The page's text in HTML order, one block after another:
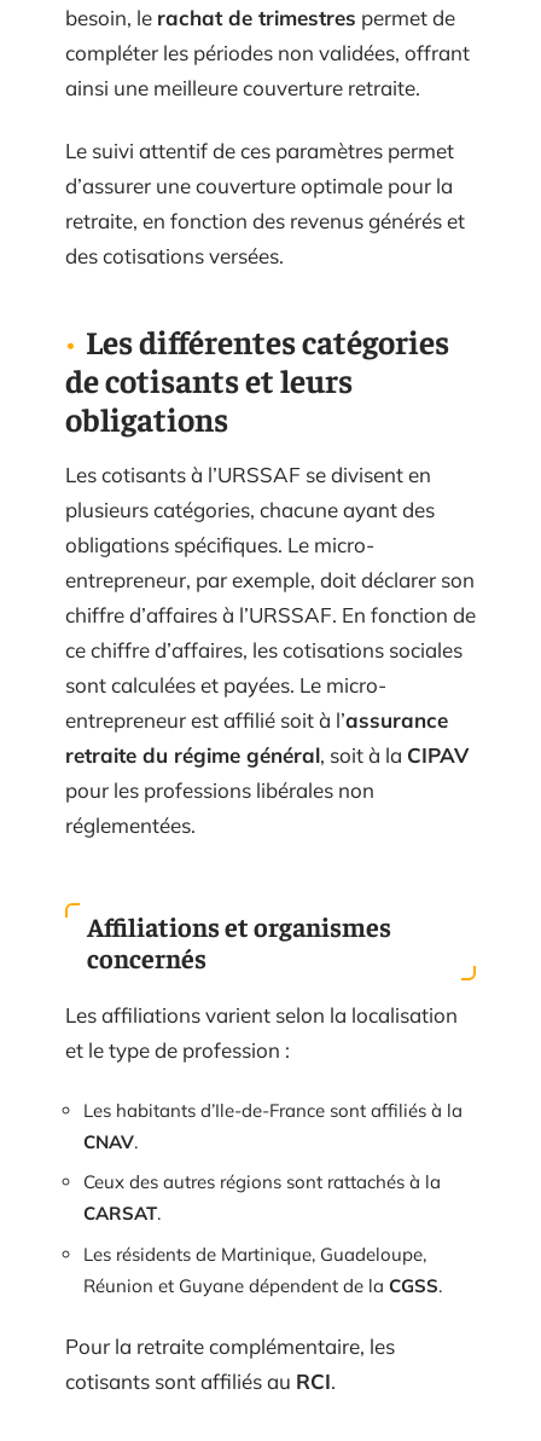
besoin, le rachat de trimestres permet de
compléter les périodes non validées, offrant
ainsi une meilleure couverture retraite.
Le suivi attentif de ces paramètres permet
d’assurer une couverture optimale pour la
retraite, en fonction des revenus générés et
des cotisations versées.
Les différentes catégories
de cotisants et leurs
obligations
Les cotisants à l’URSSAF se divisent en
plusieurs catégories, chacune ayant des
obligations spécifiques. Le micro-
entrepreneur, par exemple, doit déclarer son
chiffre d’affaires à l’URSSAF. En fonction de
ce chiffre d’affaires, les cotisations sociales
sont calculées et payées. Le micro-
entrepreneur est affilié soit à l’assurance
retraite du régime général, soit à la CIPAV
pour les professions libérales non
réglementées.
Affiliations et organismes
concernés
Les affiliations varient selon la localisation
et le type de profession :
Les habitants d’Ile-de-France sont affiliés à la
CNAV.
Ceux des autres régions sont rattachés à la
CARSAT.
Les résidents de Martinique, Guadeloupe,
Réunion et Guyane dépendent de la CGSS.
Pour la retraite complémentaire, les
cotisants sont affiliés au RCI.